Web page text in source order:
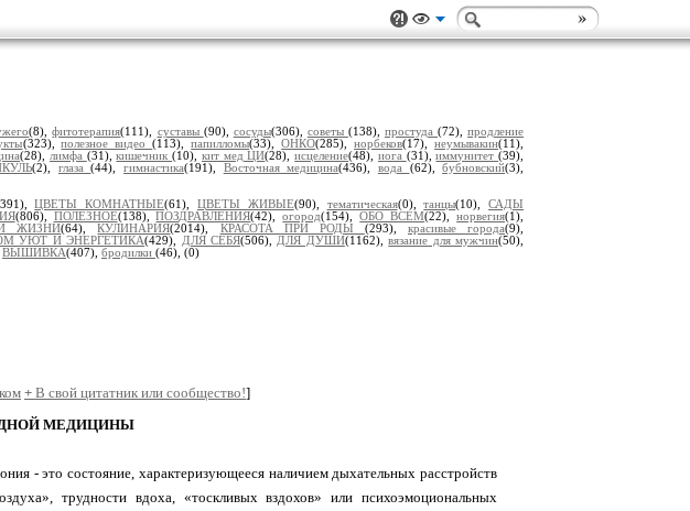
(8),фитотерапия(111), суставы (90), сосуды(306), советы (138), простуда(72),продление
(323),полезное видео(113),папилломы(33),ОНКО(285),норбеков(17),неумывакин(11),
(28), лимфа (31),кишечник(10), кит мед ЦИ(28),исцеление(48), иога (31),иммунитет(39),
(2), глаза(44),гимнастика(191), Восточная медицина(436), вода (62),бубновский(3),
ЦВЕТЫ КОМНАТНЫЕ(61), ЦВЕТЫ ЖИВЫЕ(90), тематическая(0),танцы(10),САДЫ
(806), ПОЛЕЗНОЕ(138),ПОЗДРАВЛЕНИЯ(42),огород(154),ОБО ВСЕМ(22),норвегия(1),
ЖИЗНИ(64),КУЛИНАРИЯ(2014), КРАСОТА ПРИ РОДЫ (293), красивые города(9),
УЮТ И ЭНЕРГЕТИКА(429), ДЛЯ СЕБЯ(506), ДЛЯ ДУШИ(1162),вязание для мужчин(50),
ВЫШИВКА(407), бродилки (46), (0)
+ В свой цитатник или сообщество!]
МЕДИЦИНЫ
- это состояние, характеризующееся наличием дыхательных расстройств
трудности вдоха, «тоскливых вздохов» или психоэмоциональных